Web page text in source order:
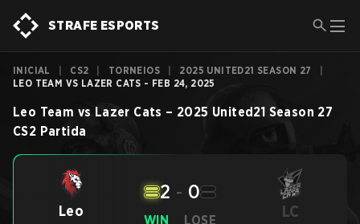
STRAFE ESPORTS
INICIAL CS2 TORNEIOS 2025 UNITED21 SEASON 27
LEO TEAM VS LAZER CATS - FEB 24, 2025
Leo Team vs Lazer Cats – 2025 United21 Season 27
CS2 Partida
Leo
WIN
2 - 0
LOSE LC